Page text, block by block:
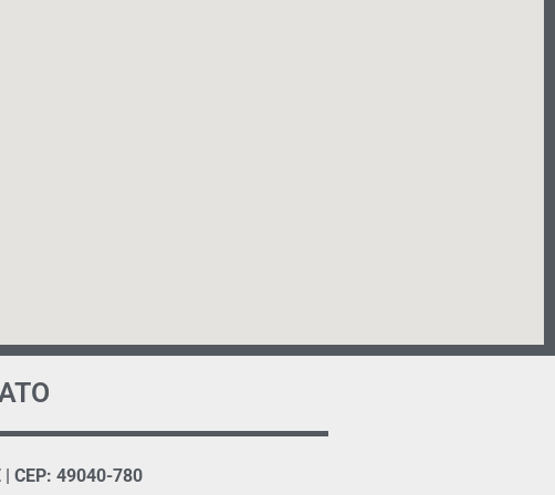
CEP: 49040-780